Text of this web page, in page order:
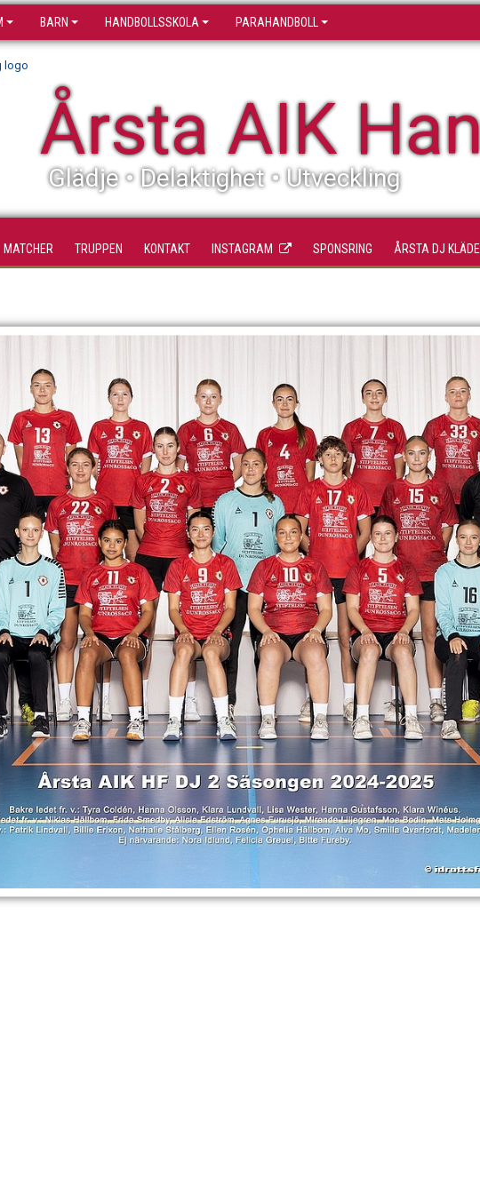
BARN HANDBOLLSSKOLA PARAHANDBOLL
Årsta AIK
Glädje • Delaktighet • Utveckling
MATCHER TRUPPEN KONTAKT INSTAGRAM SPONSRING ÅRSTA DJ